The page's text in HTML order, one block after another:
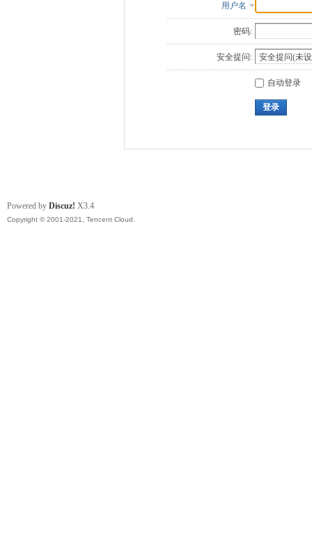
用户名
密码:
安全提问:
自动登录
登录
Powered by Discuz! X3.4
Copyright © 2001-2021, Tencent Cloud.